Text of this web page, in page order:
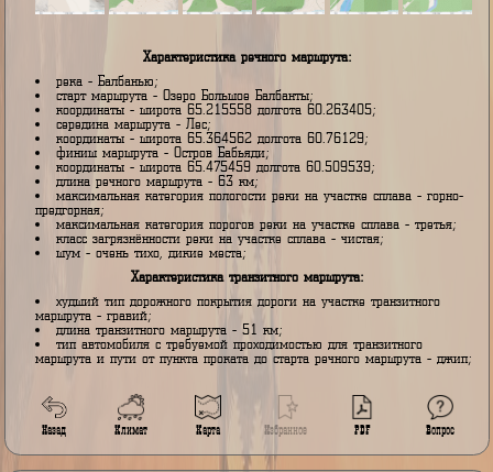
Характеристика речного маршрута:
река - Балбанью;
старт маршрута - Озеро Большое Балбанты;
координаты - широта 65.215558 долгота 60.263405;
середина маршрута - Лес;
координаты - широта 65.364562 долгота 60.76129;
финиш маршрута - Остров Бабьяди;
координаты - широта 65.475459 долгота 60.509539;
длина речного маршрута - 63 км;
максимальная категория пологости реки на участке сплава -
предгорная;
максимальная категория порогов реки на участке сплава -
шум - очень тихо, дикие места;
Характеристика транзитного маршрута:
худший тип дорожного покрытия дороги на участке транзитного
маршрута - гравий;